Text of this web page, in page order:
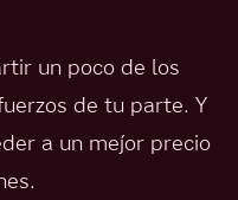
un poco de los
de tu parte. Y
a un mejor precio